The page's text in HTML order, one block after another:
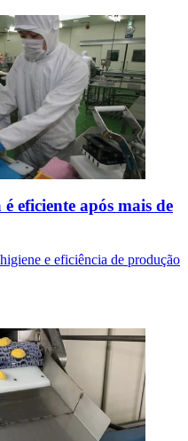
eficiente após mais de
e eficiência de produção